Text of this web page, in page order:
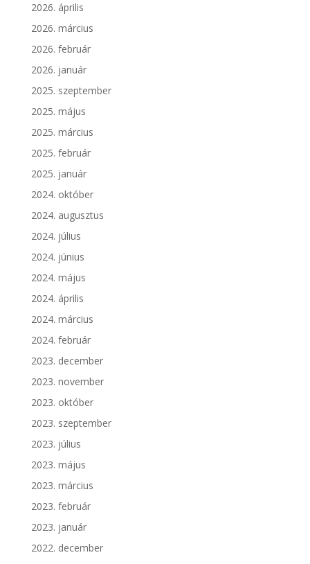
2026. április
2026. március
2026. február
2026. január
2025. szeptember
2025. május
2025. március
2025. február
2025. január
2024. október
2024. augusztus
2024. július
2024. június
2024. május
2024. április
2024. március
2024. február
2023. december
2023. november
2023. október
2023. szeptember
2023. július
2023. május
2023. március
2023. február
2023. január
2022. december